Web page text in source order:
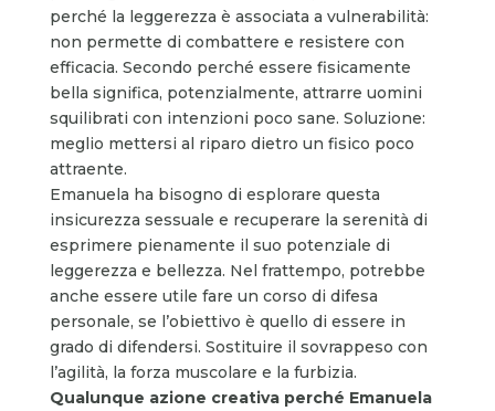
perché la leggerezza è associata a vulnerabilità:
non permette di combattere e resistere con
efficacia. Secondo perché essere fisicamente
bella significa, potenzialmente, attrarre uomini
squilibrati con intenzioni poco sane. Soluzione:
meglio mettersi al riparo dietro un fisico poco
attraente.
Emanuela ha bisogno di esplorare questa
insicurezza sessuale e recuperare la serenità di
esprimere pienamente il suo potenziale di
leggerezza e bellezza. Nel frattempo, potrebbe
anche essere utile fare un corso di difesa
personale, se l’obiettivo è quello di essere in
grado di difendersi. Sostituire il sovrappeso con
l’agilità, la forza muscolare e la furbizia.
Qualunque azione creativa perché Emanuela